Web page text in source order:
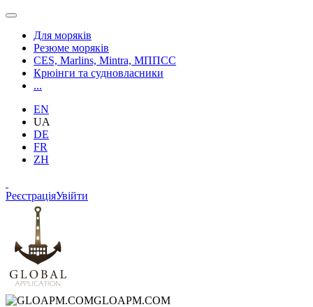
Для моряків
Резюме моряків
CES, Marlins, Mintra, МППСС
Крюінги та судновласники
...
EN
UA
DE
FR
ZH
РеєстраціяУвійти
GLOAPM.COM